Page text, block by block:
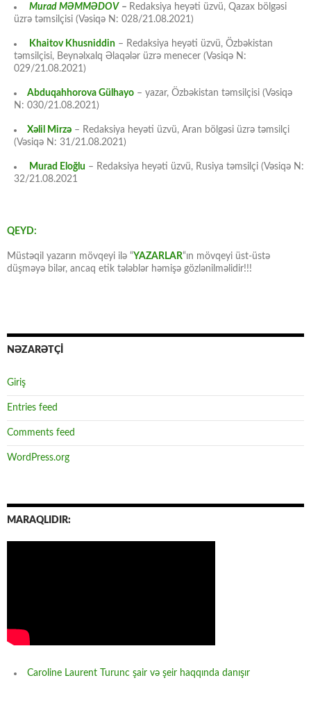
Murad MƏMMƏDOV – Redaksiya heyəti üzvü, Qazax bölgəsi
üzrə təmsilçisi (Vəsiqə N: 028/21.08.2021)
Khaitov Khusniddin – Redaksiya heyəti üzvü, Özbəkistan
təmsilçisi, Beynəlxalq Əlaqələr üzrə menecer (Vəsiqə N:
029/21.08.2021)
Abduqahhorova Gülhayo – yazar, Özbəkistan təmsilçisi (Vəsiqə
N: 030/21.08.2021)
Xəlil Mirzə – Redaksiya heyəti üzvü, Aran bölgəsi üzrə təmsilçi
(Vəsiqə N: 31/21.08.2021)
Murad Eloğlu – Redaksiya heyəti üzvü, Rusiya təmsilçi (Vəsiqə N:
32/21.08.2021
QEYD:
Müstəqil yazarın mövqeyi ilə “YAZARLAR“ın mövqeyi üst-üstə
düşməyə bilər, ancaq etik tələblər həmişə gözlənilməlidir!!!
NƏZARƏTÇİ
Giriş
Entries feed
Comments feed
WordPress.org
MARAQLIDIR:
Caroline Laurent Turunc şair və şeir haqqında danışır